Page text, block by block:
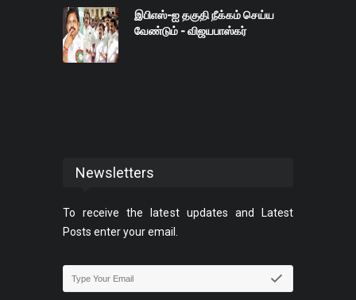
இபிஎஸ்-ஐ தகுதி நீக்கம் செய்ய
வேண்டும் - விஜயபாஸ்கர்
Newsletters
To receive the latest updates and Latest
Posts enter your email.